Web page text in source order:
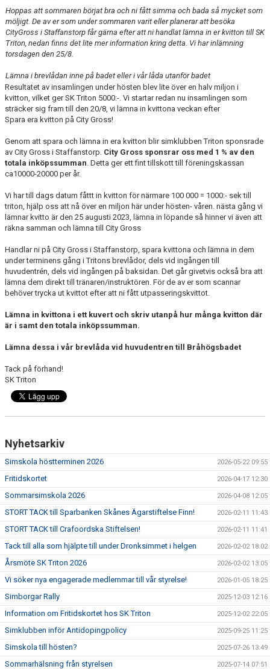
Hoppas att sommaren börjat bra och ni fått simma och bada så mycket som
möljigt. De av er som under sommaren varit eller planerar att besöka
CityGross i Staffanstorp får gärna efter att ni handlat lämna in er kvitton till SK
Triton, nedan finns det lite mer information kring detta. Vi har inlämning
torsdagen den 25/8.
Lämna i brevlådan inne på badet eller i vår låda utanför badet
Resultatet av insamlingen under hösten blev lite över en halv miljon i
kvitton, vilket ger SK Triton 5000:-. Vi startar redan nu insamlingen som
sträcker sig fram till den 20/8, vi lämna in kvittona veckan efter
Spara era kvitton på City Gross!
Genom att spara och lämna in era kvitton blir simklubben Triton sponsrade
av City Gross i Staffanstorp. City Gross sponsrar oss med 1 % av den
totala inköpssumman. Detta ger ett fint tillskott till föreningskassan
ca10000-20000 per år.
Vi har till dags datum fåttt in kvitton för närmare 100 000 = 1000:- sek till
triton, hjälp oss att nå över en miljon här under hösten- våren. nästa gång vi
lämnar kvitto är den 25 augusti 2023, lämna in löpande så hinner vi även att
räkna samman och lämna till City Gross
Handlar ni på City Gross i Staffanstorp, spara kvittona och lämna in dem
under terminens gång i Tritons brevlådor, dels vid ingången till
huvudentrén, dels vid ingången på baksidan. Det går givetvis också bra att
lämna dem direkt till tränaren/instruktören. För de av er som scannar
behöver trycka ut kvittot efter att ni fått utpasseringskvittot.
Lämna in kvittona i ett kuvert och skriv utanpå hur många kvitton där
är i samt den totala inköpssumman.
Lämna dessa i vår brevlåda vid huvudentren till Bråhögsbadet
Tack på förhand!
SK Triton
Nyhetsarkiv
Simskola höstterminen 2026 2026-05-22 09:55
Fritidskortet 2026-04-17 12:30
Sommarsimskola 2026 2026-04-08 12:05
STORT TACK till Sparbanken Skånes Ägarstiftelse Finn! 2026-02-11 11:43
STORT TACK till Crafoordska Stiftelsen! 2026-02-11 11:41
Tack till alla som hjälpte till under Dronksimmet i helgen 2026-02-02 18:02
Årsmöte SK Triton 2026 2026-02-02 13:05
Vi söker nya engagerade medlemmar till vår styrelse! 2026-01-05 18:25
Simborgar Rally 2025-12-03 12:16
Information om Fritidskortet hos SK Triton 2025-12-02 22:05
Simklubben inför Antidopingpolicy 2025-09-25 11:25
Simskola till hösten? 2025-07-26 13:49
Sommarhälsning från styrelsen 2025-07-14 07:51